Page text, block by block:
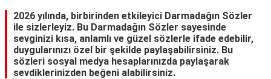
NEDİR
KAMP
ALANLARI
2026 yılında, birbirinden etkileyici Darmadağın Sözler
ile sizlerleyiz. Bu Darmadağın Sözler sayesinde
sevginizi kısa, anlamlı ve güzel sözlerle ifade edebilir,
duygularınızı özel bir şekilde paylaşabilirsiniz. Bu
sözleri sosyal medya hesaplarınızda paylaşarak
sevdiklerinizden beğeni alabilirsiniz.